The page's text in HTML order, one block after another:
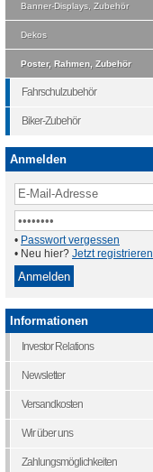
Banner-Displays, Zubehör
Dekos
Poster, Rahmen, Zubehör
Fahrschulzubehör
Biker-Zubehör
Anmelden
• Passwort vergessen
• Neu hier? Jetzt registrieren
Informationen
Investor Relations
Newsletter
Versandkosten
Wir über uns
Zahlungsmöglichkeiten